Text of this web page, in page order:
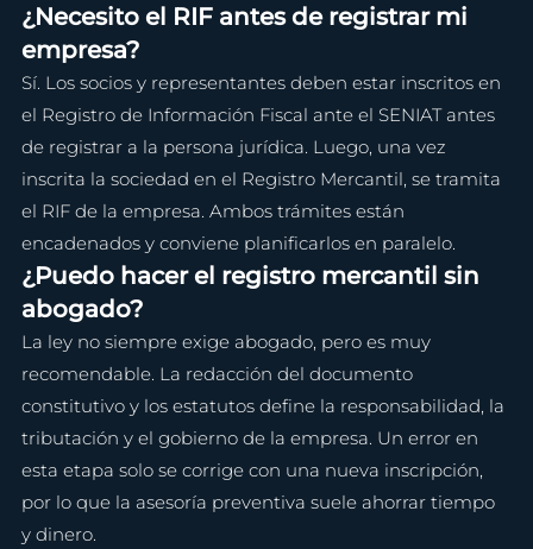
¿Necesito el RIF antes de registrar mi
empresa?
Sí. Los socios y representantes deben estar inscritos en
el Registro de Información Fiscal ante el SENIAT antes
de registrar a la persona jurídica. Luego, una vez
inscrita la sociedad en el Registro Mercantil, se tramita
el RIF de la empresa. Ambos trámites están
encadenados y conviene planificarlos en paralelo.
¿Puedo hacer el registro mercantil sin
abogado?
La ley no siempre exige abogado, pero es muy
recomendable. La redacción del documento
constitutivo y los estatutos define la responsabilidad, la
tributación y el gobierno de la empresa. Un error en
esta etapa solo se corrige con una nueva inscripción,
por lo que la asesoría preventiva suele ahorrar tiempo
y dinero.